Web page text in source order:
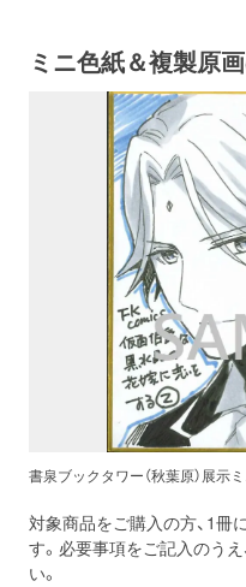
ミニ色紙＆複製原
書泉ブックタワー（秋葉原）展示
対象商品をご購入の方、1冊
す。必要事項をご記入のう
い。